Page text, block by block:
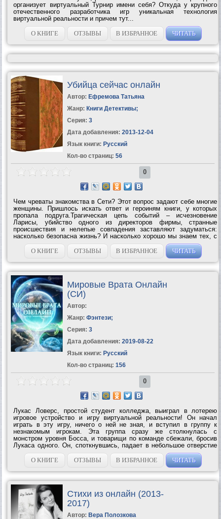
организует виртуальный Турнир имени себя? Откуда у крупного
отечественного разработчика игр уникальная технология
виртуальной реальности и причем тут...
О КНИГЕ
ОТЗЫВЫ В ИЗБРАННОЕ ЧИТАТЬ
Убийца сейчас онлайн
Автор: Ефремова Татьяна
Жанр: Книги Детективы;
Серия: 3
Дата добавления: 2013-12-04
Язык книги: Русский
Кол-во страниц: 56
0
Чем чреваты знакомства в Сети? Этот вопрос задают себе многие
женщины. Пришлось искать ответ и героиням книги, у которых
пропала подруга.Трагическая цепь событий – исчезновение
Ларисы, убийство одного из директоров фирмы, странные
происшествия и нелепые совпадения заставляют задуматься:
насколько безопасна жизнь? И насколько хорошо мы знаем тех, с
кем проводим все рабочее время на сжатом пространстве
обычного офиса? Жизнь резко...
О КНИГЕ ОТЗЫВЫ В ИЗБРАННОЕ ЧИТАТЬ
Мировые Врата Онлайн
(СИ)
Автор:
Жанр: Фэнтези;
Серия: 3
Дата добавления: 2019-08-22
Язык книги: Русский
Кол-во страниц: 156
0
Лукас Ловерс, простой студент колледжа, выиграл в лотерею
игровое устройство и игру виртуальной реальности! Он начал
играть в эту игру, ничего о ней не зная, и вступил в группу к
незнакомым игрокам. Эта группа сразу же столкнулась с
монстром уровня Босса, и товарищи по команде сбежали, бросив
Лукаса одного. Он, споткнувшись, падает в небольшое отверстие
и спасается от Босса, однако, умудряется застрять в этой
пещере! Да еще и не...
О КНИГЕ ОТЗЫВЫ В ИЗБРАННОЕ ЧИТАТЬ
Стихи из онлайн (2013-
2017)
Автор: Вера Полозкова